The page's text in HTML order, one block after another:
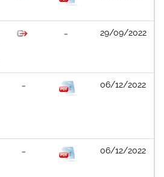
29/09/2022
06/12/2022
06/12/2022